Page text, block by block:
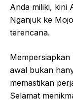
Anda miliki, kini
Nganjuk ke
terencana.
Mempersiapkan
awal bukan
memastikan
Selamat